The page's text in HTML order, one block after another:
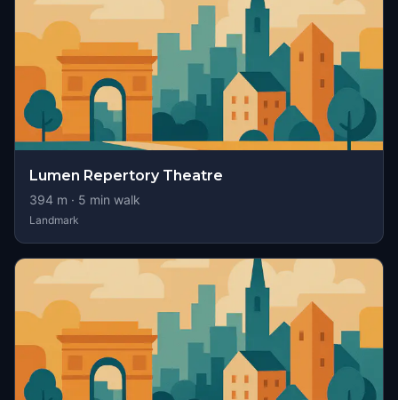
Lumen Repertory Theatre
394 m · 5 min walk
Landmark